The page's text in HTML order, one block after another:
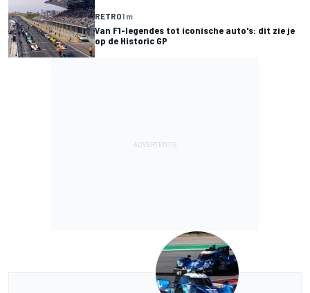
RETRO1 m
Van F1-legendes tot iconische auto's: dit zie je
op de Historic GP